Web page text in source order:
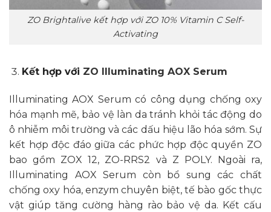
ZO Brightalive kết hợp với ZO 10% Vitamin C Self-
Activating
Kết hợp với ZO Illuminating AOX Serum
Illuminating AOX Serum có công dụng chống oxy
hóa mạnh mẽ, bảo vệ làn da tránh khỏi tác động do
ô nhiễm môi trường và các dấu hiệu lão hóa sớm. Sự
kết hợp độc đáo giữa các phức hợp độc quyền ZO
bao gồm ZOX 12, ZO-RRS2 và Z POLY. Ngoài ra,
Illuminating AOX Serum còn bổ sung các chất
chống oxy hóa, enzym chuyên biệt, tế bào gốc thực
vật giúp tăng cường hàng rào bảo vệ da. Kết cấu